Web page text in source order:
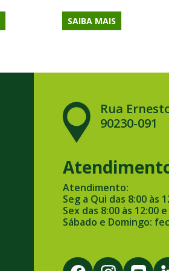
SAIBA MAIS
Rua
90230-091
Atendimento:
Seg a Qui das 8:00 às
Sex das 8:00 às 12:00
Sábado e Domingo: